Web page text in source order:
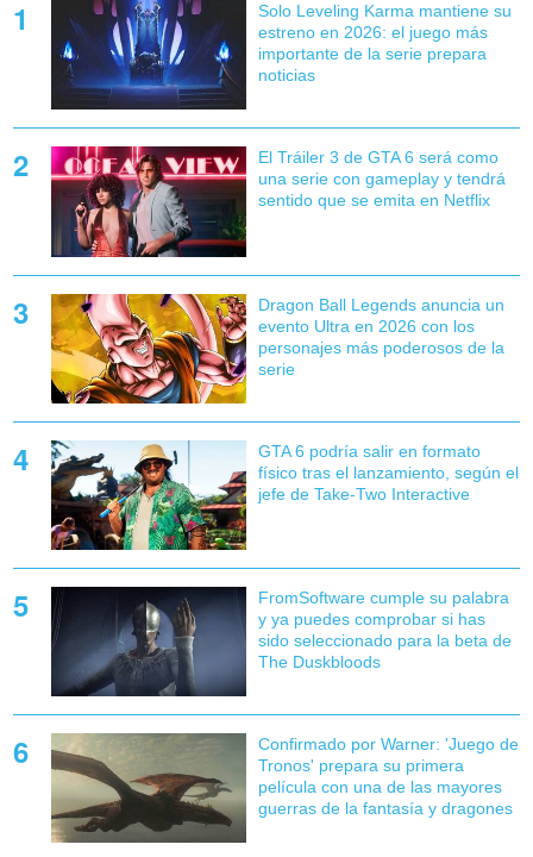
Solo Leveling Karma mantiene su
estreno en 2026: el juego más
importante de la serie prepara
noticias
El Tráiler 3 de GTA 6 será como
una serie con gameplay y tendrá
sentido que se emita en Netflix
Dragon Ball Legends anuncia un
evento Ultra en 2026 con los
personajes más poderosos de la
serie
GTA 6 podría salir en formato
físico tras el lanzamiento, según el
jefe de Take-Two Interactive
FromSoftware cumple su palabra
y ya puedes comprobar si has
sido seleccionado para la beta de
The Duskbloods
Confirmado por Warner: 'Juego de
Tronos' prepara su primera
película con una de las mayores
guerras de la fantasía y dragones